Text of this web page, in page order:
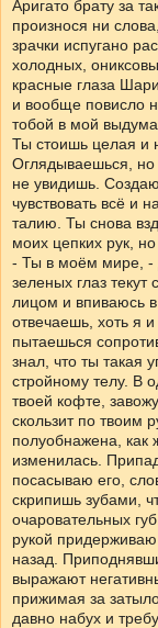
Аригато брату за
произнося ни
зрачки испугано
холодных,
красные глаза
и вообще повисло
тобой в мой
Ты стоишь целая и
Оглядываешься, но
не увидишь.
чувствовать всё и
талию. Ты снова
моих цепких рук,
- Ты в моём мире, -
зеленых глаз
лицом и впиваюсь
отвечаешь, хоть я
пытаешься
знал, что ты такая
стройному телу. В
твоей кофте,
скользит по твоим
полуобнажена, как
изменилась.
посасываю его,
скрипишь зубами,
очаровательных
рукой придерживаю
назад.
выражают
прижимая за
давно набух и